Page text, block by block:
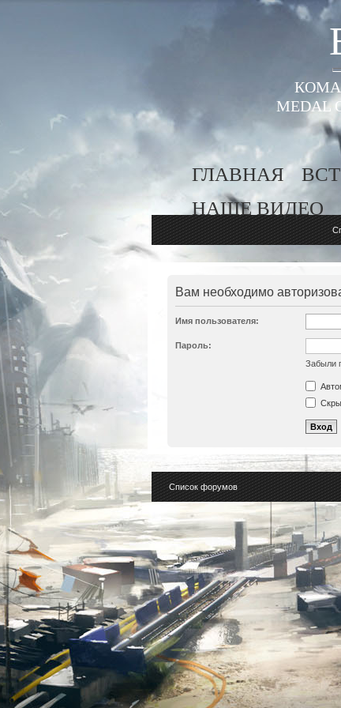
MEDAL
ГЛАВНАЯ
НАШЕ ВИДЕО
Вам необходимо
Имя пользователя:
Пароль:
Забыли
Список форумов